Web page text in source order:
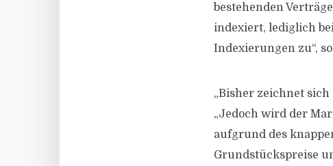
bestehenden
indexiert, lediglich
Indexierungen zu“,
„Bisher zeichnet sich
„Jedoch wird der
aufgrund des
Grundstückspreise